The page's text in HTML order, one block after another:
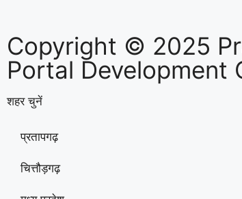
Copyright © 2025
Portal Development
शहर चुनें
प्रतापगढ़
चित्तौड़गढ़